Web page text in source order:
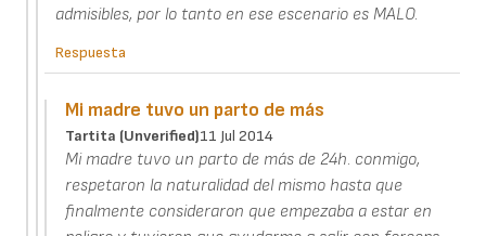
admisibles, por lo tanto en ese escenario es MALO.
Respuesta
Mi madre tuvo un parto de más
Tartita (unverified)11 Jul 2014
Mi madre tuvo un parto de más de 24h. conmigo,
respetaron la naturalidad del mismo hasta que
finalmente consideraron que empezaba a estar en